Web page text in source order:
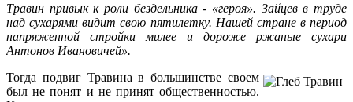
Травин привык к роли бездельника - «героя». Зайцев в труде
над сухарями видит свою пятилетку. Нашей стране в период
напряженной стройки милее и дороже ржаные сухари
Антонов Ивановичей».
Тогда подвиг Травина в большинстве своем
был не понят и не принят общественностью.